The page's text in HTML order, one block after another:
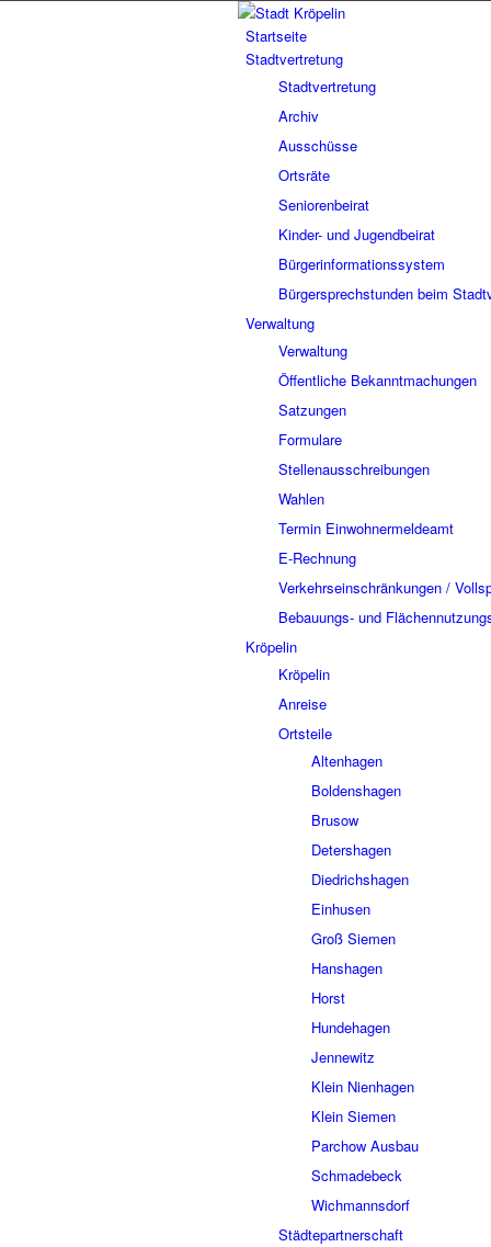
Startseite
Stadtvertretung
Stadtvertretung
Archiv
Ausschüsse
Ortsräte
Seniorenbeirat
Kinder- und Jugendbeirat
Bürgerinformationssystem
Bürgersprechstunden beim
Verwaltung
Verwaltung
Öffentliche Bekanntmachungen
Satzungen
Formulare
Stellenausschreibungen
Wahlen
Termin Einwohnermeldeamt
E-Rechnung
Verkehrseinschränkungen /
Bebauungs- und
Kröpelin
Kröpelin
Anreise
Ortsteile
Altenhagen
Boldenshagen
Brusow
Detershagen
Diedrichshagen
Einhusen
Groß Siemen
Hanshagen
Horst
Hundehagen
Jennewitz
Klein Nienhagen
Klein Siemen
Parchow Ausbau
Schmadebeck
Wichmannsdorf
Städtepartnerschaft